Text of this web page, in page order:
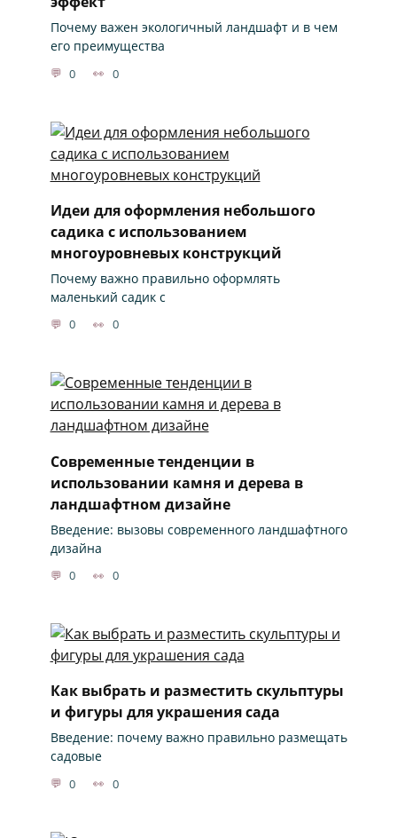
Почему важен экологичный ландшафт и в чем
его преимущества
0 0
Идеи для оформления небольшого
садика с использованием
многоуровневых конструкций
Почему важно правильно оформлять
маленький садик с
0 0
Современные тенденции в
использовании камня и дерева в
ландшафтном дизайне
Введение: вызовы современного ландшафтного
дизайна
0 0
Как выбрать и разместить скульптуры
и фигуры для украшения сада
Введение: почему важно правильно размещать
садовые
0 0